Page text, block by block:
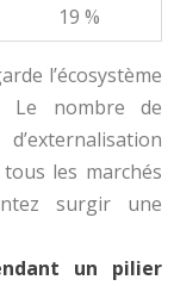
19 %
l’écosystème
Le nombre de
les marchés
surgir une
un pilier